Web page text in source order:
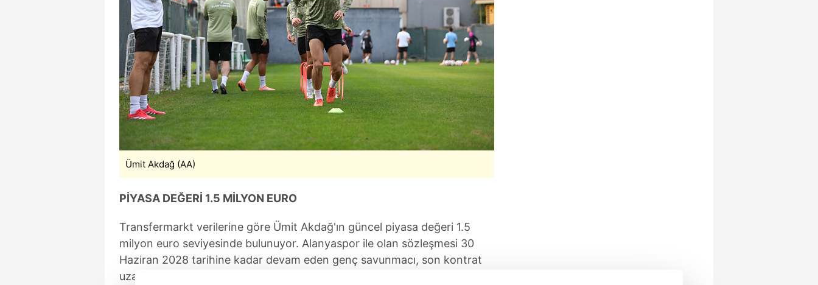
Ümit Akdağ (AA)
PİYASA DEĞERİ 1.5 MİLYON EURO
Transfermarkt verilerine göre Ümit Akdağ'ın güncel piyasa değeri 1.5
milyon euro seviyesinde bulunuyor. Alanyaspor ile olan sözleşmesi 30
Haziran 2028 tarihine kadar devam eden genç savunmacı, son kontrat
uzatmasını Temmuz 2025'te imzaladı. Bu sezon Türkiye Kupası'nda 3